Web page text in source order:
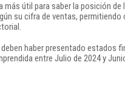
más útil para saber la posición de
su cifra de ventas,
haber presentado estados
entre Julio de 2024 y